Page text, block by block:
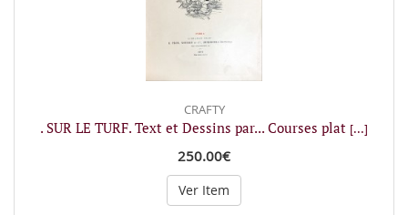
CRAFTY
. SUR LE TURF. Text et Dessins par... Courses plat [...]
250.00€
Ver Item